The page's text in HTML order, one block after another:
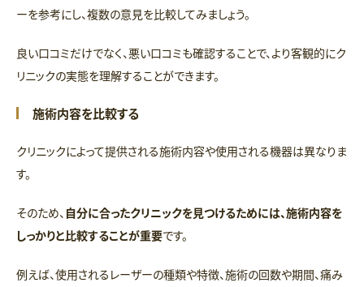
ーを参考にし、複数の意見を比較してみましょう。
良い口コミだけでなく、悪い口コミも確認することで、より客観的にク
リニックの実態を理解することができます。
施術内容を比較する
クリニックによって提供される施術内容や使用される機器は異なりま
す。
そのため、 自分に合ったクリニックを見つけるためには、施術内容を
しっかりと比較することが重要です。
例えば、使用されるレーザーの種類や特徴、施術の回数や期間、痛み